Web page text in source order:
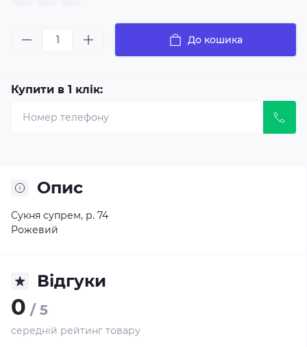
До кошика
Купити в 1 клік:
Опис
Сукня супрем, р. 74
Рожевий
Відгуки
0 / 5
середній рейтинг товару